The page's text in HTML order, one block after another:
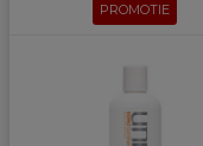
PROMOTIE